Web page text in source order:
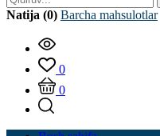
Natija (0) Barcha mahsulotlar
0
0